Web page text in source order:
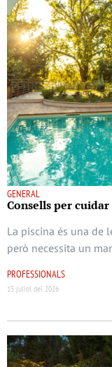
GENERAL
Consells per
La piscina és una de
però necessita un
PROFESSIONALS
15 juliol del 2026